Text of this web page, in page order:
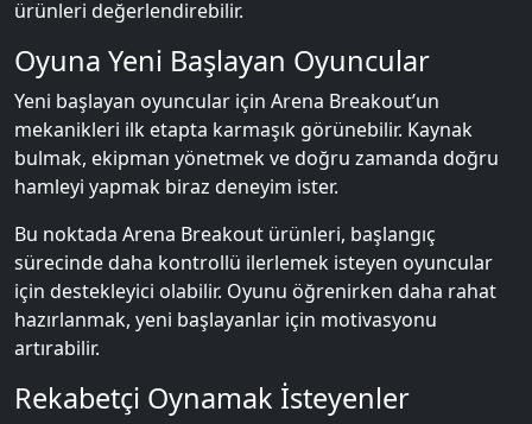
ürünleri değerlendirebilir.
Oyuna Yeni Başlayan Oyuncular
Yeni başlayan oyuncular için Arena Breakout’un
mekanikleri ilk etapta karmaşık görünebilir. Kaynak
bulmak, ekipman yönetmek ve doğru zamanda doğru
hamleyi yapmak biraz deneyim ister.
Bu noktada Arena Breakout ürünleri, başlangıç
sürecinde daha kontrollü ilerlemek isteyen oyuncular
için destekleyici olabilir. Oyunu öğrenirken daha rahat
hazırlanmak, yeni başlayanlar için motivasyonu
artırabilir.
Rekabetçi Oynamak İsteyenler